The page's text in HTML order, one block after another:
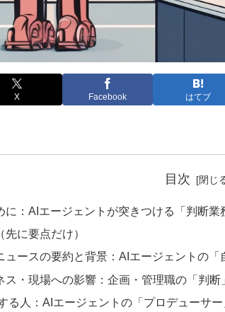
X Facebook はてブ
目次
に：AIエージェントが突きつける「判断業
先に要点だけ）
ュースの要約と背景：AIエージェントの
ス・現場への影響：企画・管理職の「判断
る人：AIエージェントの「プロデューサー